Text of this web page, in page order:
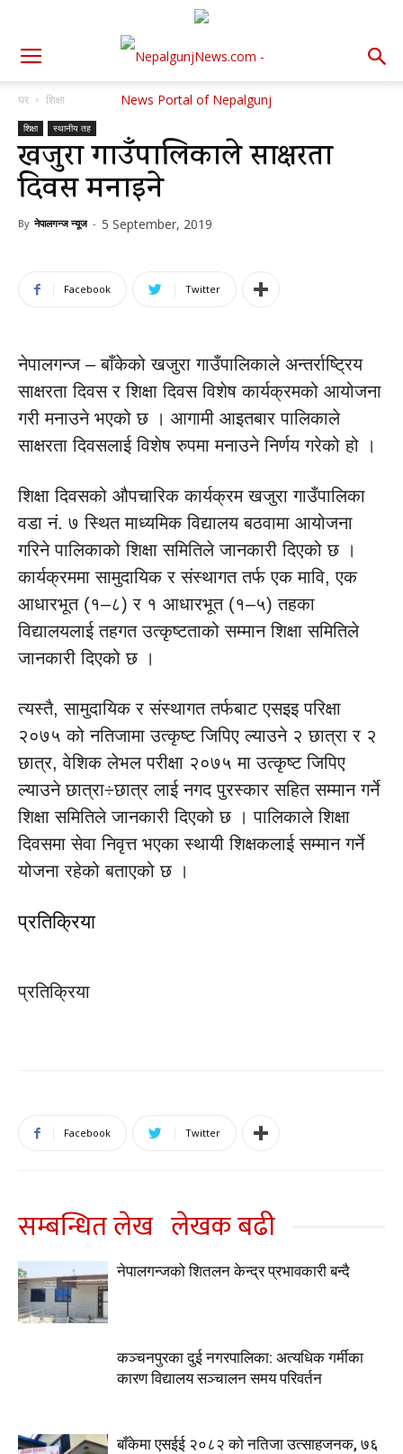
घर शिक्षा
शिक्षा स्थानीय तह
खजुरा गाउँपालिकाले साक्षरता
दिवस मनाइने
By नेपालगन्ज न्यूज - 5 September, 2019
Facebook Twitter
नेपालगन्ज – बाँकेको खजुरा गाउँपालिकाले अन्तर्राष्ट्रिय
साक्षरता दिवस र शिक्षा दिवस विशेष कार्यक्रमको आयोजना
गरी मनाउने भएको छ । आगामी आइतबार पालिकाले
साक्षरता दिवसलाई विशेष रुपमा मनाउने निर्णय गरेको हो ।
शिक्षा दिवसको औपचारिक कार्यक्रम खजुरा गाउँपालिका
वडा नं. ७ स्थित माध्यमिक विद्यालय बठवामा आयोजना
गरिने पालिकाको शिक्षा समितिले जानकारी दिएको छ ।
कार्यक्रममा सामुदायिक र संस्थागत तर्फ एक मावि, एक
आधारभूत (१–८) र १ आधारभूत (१–५) तहका
विद्यालयलाई तहगत उत्कृष्टताको सम्मान शिक्षा समितिले
जानकारी दिएको छ ।
त्यस्तै, सामुदायिक र संस्थागत तर्फबाट एसइइ परिक्षा
२०७५ को नतिजामा उत्कृष्ट जिपिए ल्याउने २ छात्रा र २
छात्र, वेशिक लेभल परीक्षा २०७५ मा उत्कृष्ट जिपिए
ल्याउने छात्रा÷छात्र लाई नगद पुरस्कार सहित सम्मान गर्ने
शिक्षा समितिले जानकारी दिएको छ । पालिकाले शिक्षा
दिवसमा सेवा निवृत्त भएका स्थायी शिक्षकलाई सम्मान गर्ने
योजना रहेको बताएको छ ।
प्रतिक्रिया
प्रतिक्रिया
Facebook Twitter
सम्बन्धित लेख लेखक बढी
नेपालगन्जको शितलन केन्द्र प्रभावकारी बन्दै
कञ्चनपुरका दुई नगरपालिका: अत्यधिक गर्मीका
कारण विद्यालय सञ्चालन समय परिवर्तन
बाँकेमा एसईई २०८२ को नतिजा उत्साहजनक, ७६